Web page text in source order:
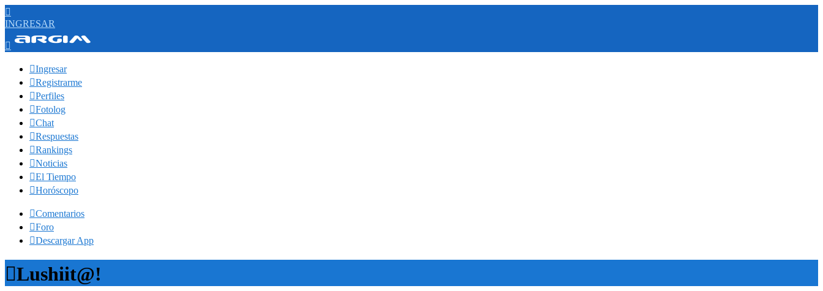

INGRESAR

Ingresar
Registrarme
Perfiles
Fotolog
Chat
Respuestas
Rankings
Noticias
El Tiempo
Horóscopo
Comentarios
Foro
Descargar App
Lushiit@!